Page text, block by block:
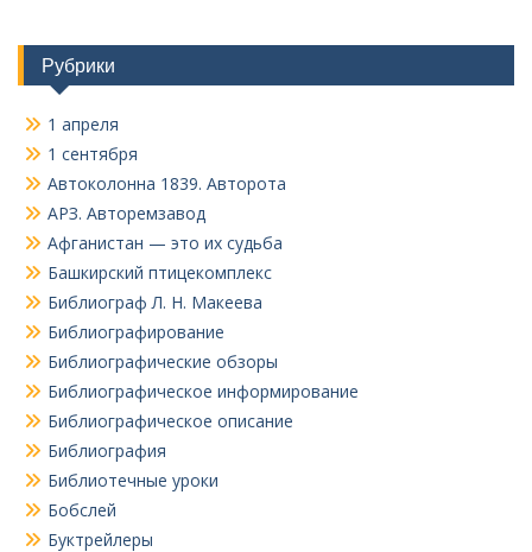
Рубрики
1 апреля
1 сентября
Автоколонна 1839. Авторота
АРЗ. Авторемзавод
Афганистан — это их судьба
Башкирский птицекомплекс
Библиограф Л. Н. Макеева
Библиографирование
Библиографические обзоры
Библиографическое информирование
Библиографическое описание
Библиография
Библиотечные уроки
Бобслей
Буктрейлеры